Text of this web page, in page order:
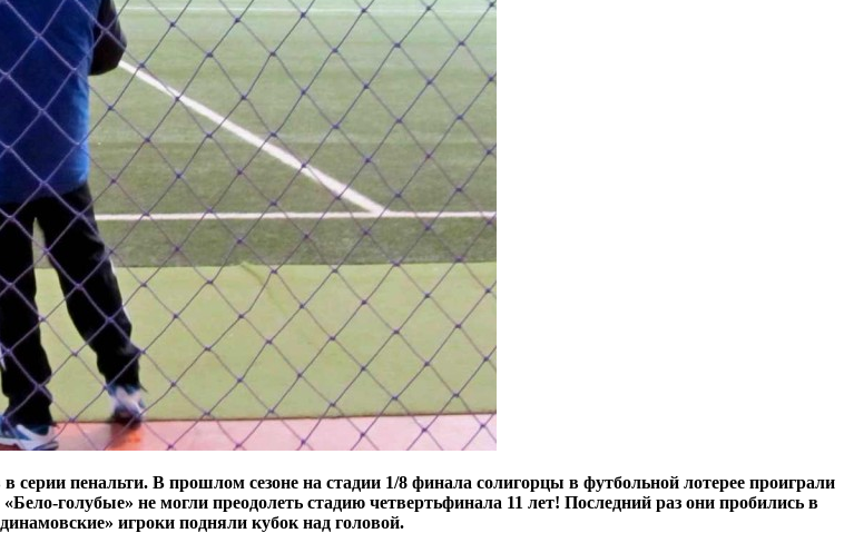
пенальти. В прошлом сезоне на стадии 1/8 финала солигорцы в футбольной лотерее проиграли
голубые» не могли преодолеть стадию четвертьфинала 11 лет! Последний раз они пробились в
игроки подняли кубок над головой.